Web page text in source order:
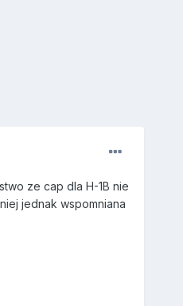
ze cap dla H-1B nie
jednak wspomniana